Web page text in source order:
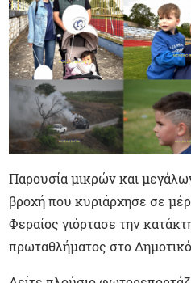
Παρουσία μικρών και
βροχή που κυριάρχησε σε
Φεραίος γιόρτασε την
πρωταθλήματος στο